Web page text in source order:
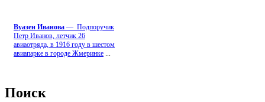
Вуазен Иванова — Подпоручик
Петр Иванов, летчик 26
авиаотряда, в 1916 году в шестом
авиапарке в городе Жмеринке
Поиск